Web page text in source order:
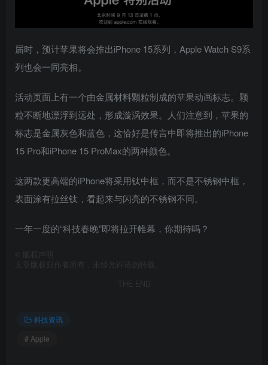
届时，预计苹果将会推出iPhone 15系列，Apple Watch S9系
列也会一同亮相。
活动页面上有一个由金属材料颗粒制成的苹果动画标志。颗
粒不断地漂浮到远处，形成漩涡效果。人们注意到，苹果的
标志是金属灰色和蓝色，这恰好是传言中即将推出的iPhone
15 Pro和‌iPhone 15 Pro‌Max的两种颜色。
这两款更高端的iPhone将采用钛中框，而不是不锈钢中框，
表面涂有拉丝钛，看起来与闪亮的不锈钢不同。
一年一度的“科技春晚”即将拉开帷幕，你期待吗？
版权声明
文章版权归作者所有，未经允许请勿转载。
THE END
科技资讯
# Apple